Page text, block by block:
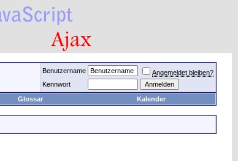
Benutzername
Angemeldet bleiben?
Kennwort
Glossar Kalender